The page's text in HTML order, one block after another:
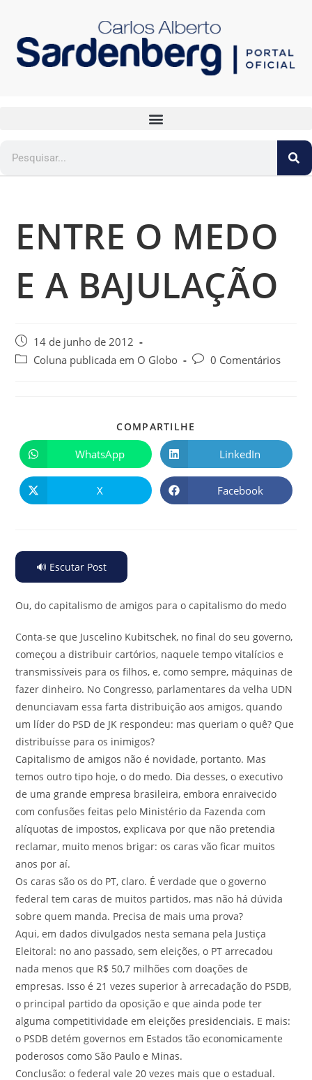
ENTRE O MEDO
E A BAJULAÇÃO
14 de junho de 2012
Coluna publicada em O Globo
0 Comentários
COMPARTILHE
WhatsApp LinkedIn
X Facebook
🔊 Escutar Post
Ou, do capitalismo de amigos para o capitalismo do medo
Conta-se que Juscelino Kubitschek, no final do seu governo,
começou a distribuir cartórios, naquele tempo vitalícios e
transmissíveis para os filhos, e, como sempre, máquinas de
fazer dinheiro. No Congresso, parlamentares da velha UDN
denunciavam essa farta distribuição aos amigos, quando
um líder do PSD de JK respondeu: mas queriam o quê? Que
distribuísse para os inimigos?
Capitalismo de amigos não é novidade, portanto. Mas
temos outro tipo hoje, o do medo. Dia desses, o executivo
de uma grande empresa brasileira, embora enraivecido
com confusões feitas pelo Ministério da Fazenda com
alíquotas de impostos, explicava por que não pretendia
reclamar, muito menos brigar: os caras vão ficar muitos
anos por aí.
Os caras são os do PT, claro. É verdade que o governo
federal tem caras de muitos partidos, mas não há dúvida
sobre quem manda. Precisa de mais uma prova?
Aqui, em dados divulgados nesta semana pela Justiça
Eleitoral: no ano passado, sem eleições, o PT arrecadou
nada menos que R$ 50,7 milhões com doações de
empresas. Isso é 21 vezes superior à arrecadação do PSDB,
o principal partido da oposição e que ainda pode ter
alguma competitividade em eleições presidenciais. E mais:
o PSDB detém governos em Estados tão economicamente
poderosos como São Paulo e Minas.
Conclusão: o federal vale 20 vezes mais que o estadual.